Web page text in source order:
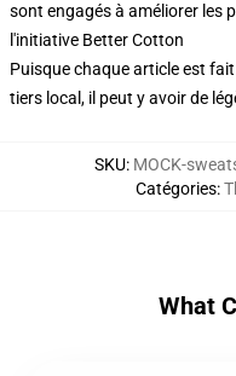
sont engagés à améliorer les
l'initiative Better Cotton
Puisque chaque article est
tiers local, il peut y avoir de
SKU: MOCK-
Catégories:
What